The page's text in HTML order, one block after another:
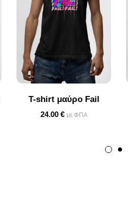
T-shirt μαύρο Fail
24.00 € με ΦΠΑ